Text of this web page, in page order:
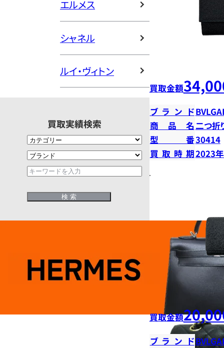
エルメス
シャネル
ルイ・ヴィトン
買取実績検索
買取金額
ブランド
商品名二つ折
型番30414
買取時期2023
買取金額
ブランド